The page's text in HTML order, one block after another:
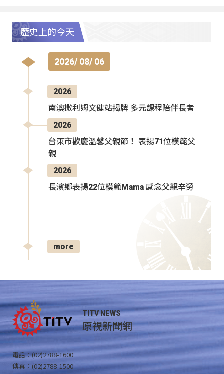
歷史上的今天
2026/ 08/ 06
2026
南澳撒利姆文健站揭牌 多元課程陪伴長者
2026
台東市歡慶溫馨父親節！ 表揚71位模範父
親
2026
長濱鄉表揚22位模範Mama 感念父親辛勞
more
TITV NEWS
原視新聞網
電話：(02)2788-1600
傳真：(02)2788-1500